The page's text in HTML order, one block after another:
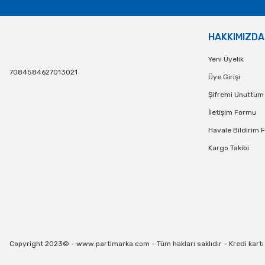
7084584627013021
HAKKIMIZDA
Yeni Üyelik
Üye Girişi
Şifremi Unuttum
İletişim Formu
Havale Bildirim
Kargo Takibi
Copyright 2023© - www.partimarka.com - Tüm hakları saklıdır - Kredi